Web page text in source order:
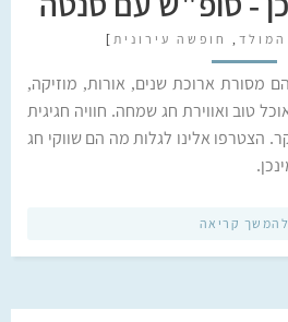
המולד , חופשה עירונית ]
מסורת ארוכת שנים, אורות, מוזיקה,
טוב ואווירת חג שמחה. חוויה חגיגית
הצטרפו אלינו לגלות מה הם שווקי חג
להמשך קריאה